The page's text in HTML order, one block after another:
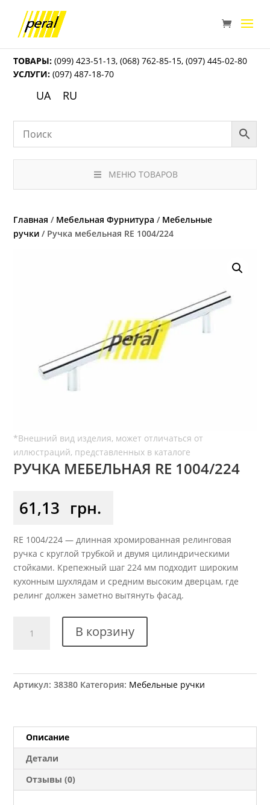
ТОВАРЫ: (099) 423-51-13,(068) 762-85-15,(097) 445-02-80
УСЛУГИ: (097) 487-18-70
UA RU
МЕНЮ ТОВАРОВ
Главная / Мебельная Фурнитура / Мебельные
ручки / Ручка мебельная RE 1004/224
РУЧКА МЕБЕЛЬНАЯ RE 1004/224
61,13 грн.
RE 1004/224 — длинная хромированная релинговая
ручка с круглой трубкой и двумя цилиндрическими
стойками. Крепежный шаг 224 мм подходит широким
кухонным шухлядам и средним высоким дверцам, где
релинг должен заметно вытянуть фасад.
товара
1004/224
В корзину
Артикул:38380 Категория: Мебельные ручки
Описание
Детали
Отзывы (0)